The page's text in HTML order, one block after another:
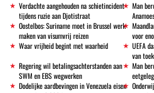
Verdachte aangehouden na schietincident
tijdens ruzie aan Djotistraat
Man
Oostelbos: Suriname moet in Brussel werk
maken van visumvrij reizen
voor
Waar vrijheid begint met waarheid
UEFA
van
Regering wil betalingsachterstanden aan
SWM en EBS wegwerken
Man
Dodelijke aardbevingen in Venezuela eisen